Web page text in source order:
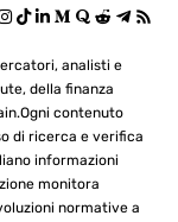
analisti e
della finanza
contenuto
di ricerca e verifica
informazioni
monitora
normative a